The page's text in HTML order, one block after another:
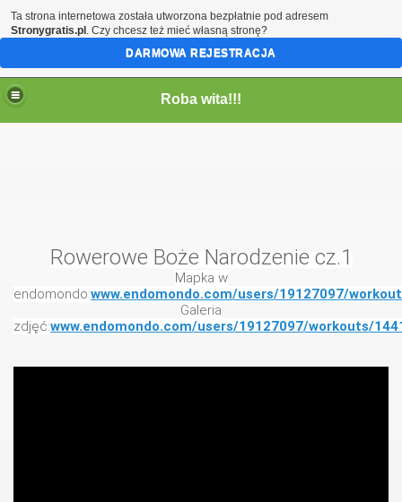
Roba wita!!!
Rowerowe Boże Narodzenie cz.1
Mapka w
endomondo:www.endomondo.com/users/19127097/
Galeria
zdjęć:www.endomondo.com/users/19127097/workouts/
Ta strona internetowa została utworzona bezpłatnie pod adresem
Stronygratis.pl . Czy chcesz też mieć własną stronę?
DARMOWA REJESTRACJA